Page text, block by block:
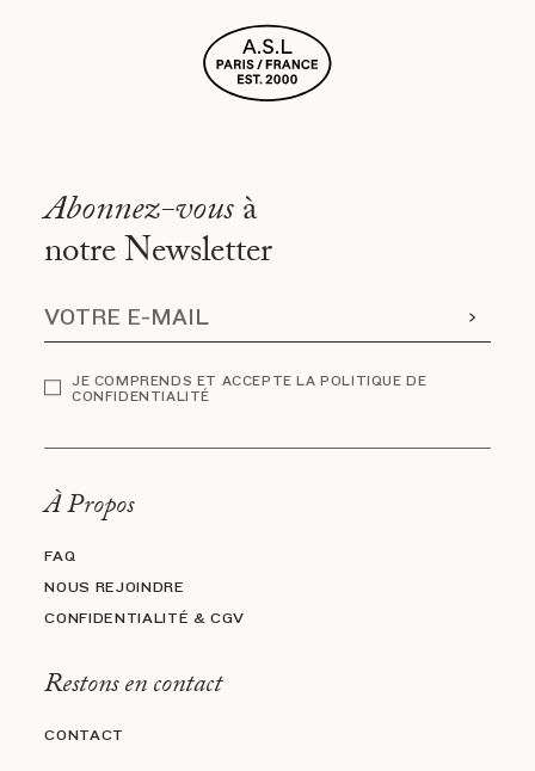
Abonnez-vousà
notre Newsletter
JE COMPRENDS ET ACCEPTE LA POLITIQUE DE
CONFIDENTIALITÉ
À Propos
FAQ
NOUS REJOINDRE
CONFIDENTIALITÉ & CGV
Restons en contact
CONTACT